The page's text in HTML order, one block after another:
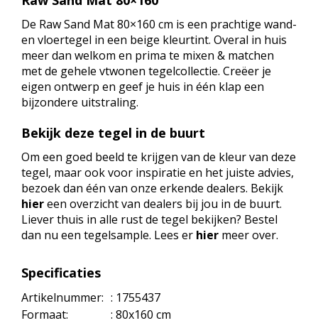
De Raw Sand Mat 80×160 cm is een prachtige wand-
en vloertegel in een beige kleurtint. Overal in huis
meer dan welkom en prima te mixen & matchen
met de gehele vtwonen tegelcollectie. Creëer je
eigen ontwerp en geef je huis in één klap een
bijzondere uitstraling.
Bekijk deze tegel in de buurt
Om een goed beeld te krijgen van de kleur van deze
tegel, maar ook voor inspiratie en het juiste advies,
bezoek dan één van onze erkende dealers. Bekijk
hiereen overzicht van dealers bij jou in de buurt.
Liever thuis in alle rust de tegel bekijken? Bestel
dan nu een tegelsample. Lees er hier meer over.
Specificaties
Artikelnummer: : 1755437
Formaat:
: 80x160 cm